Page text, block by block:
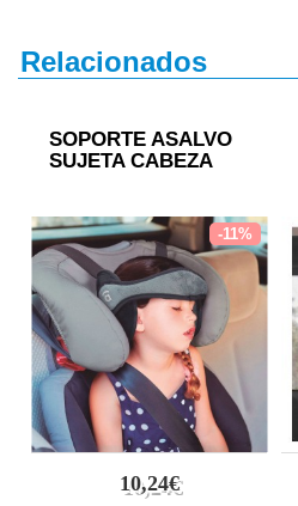
Relacionados
SOPORTE ASALVO
SUJETA CABEZA
-11%
10,24€